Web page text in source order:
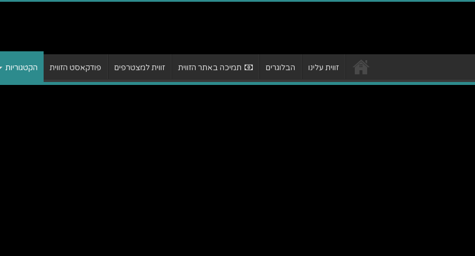
זווית עלינו הבלוגרים תמיכה באתר הזווית זווית למצטרפים פודקאסט הזווית הקטגוריות